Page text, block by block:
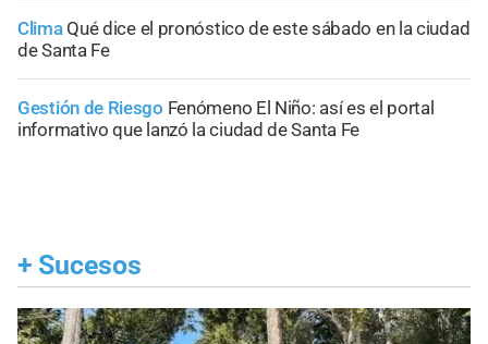
Clima Qué dice el pronóstico de este sábado en la ciudad
de Santa Fe
Gestión de Riesgo Fenómeno El Niño: así es el portal
informativo que lanzó la ciudad de Santa Fe
+ Sucesos